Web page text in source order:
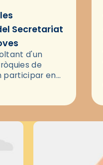
Secretariat
d'un
de
participar en
pel